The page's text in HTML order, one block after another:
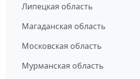
Липецкая область
Магаданская область
Московская область
Мурманская область